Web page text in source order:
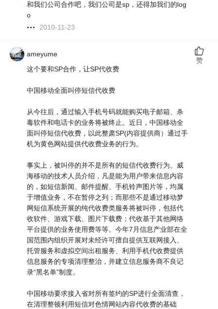
和我们公司合作吧，我们公司是sp，还得加我们的log
o
2010-11-23
ameyume
这个要和SP合作，让SP代收费
中国移动全面叫停短信代收费
从今往后，通过输入手机号码就能购买电子邮箱、杀
毒软件和电话卡的业务将被终止。近日，中国移动全
面叫停短信代收费，以此整肃SP(内容提供商）通过手
机为黄色网站提供代收费业务的行为。
事实上，被叫停的并不是所有的短信代收费行为。威
海移动的技术人员介绍，凡是能为用户带来信息内容
的，如短信新闻、邮件提醒、手机铃声图片等，均属
于增值业务，不在暂停之列；而那些不是通过移动梦
网短信系统开展的纯代收费类服务将被叫停，包括代
收软件、游戏下载、图片下载费；代收基于其他网络
平台提供的业务使用费等等。今年7月信息产业部在全
国范围内组织开展对未经许可擅自提供互联网接入、
托管服务和虚拟空间出租服务、利用手机代收费提供
信息服务的专项清理整治，并建立信息服务商不良记
录“黑名单”制度。
中国移动要求接入省对所有签约的SP进行全面清查，
在清理整顿利用短信对色情网站内容代收费的基础
赞